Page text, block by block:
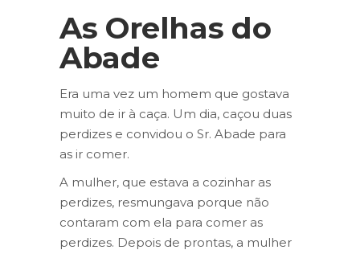
As Orelhas do
Abade
Era uma vez um homem que gostava
muito de ir à caça. Um dia, caçou duas
perdizes e convidou o Sr. Abade para
as ir comer.
A mulher, que estava a cozinhar as
perdizes, resmungava porque não
contaram com ela para comer as
perdizes. Depois de prontas, a mulher